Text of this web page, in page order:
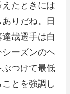
たときには
りだね。日
哉選手は自
ーズンのヘ
ぶつけて最低
とを強調し